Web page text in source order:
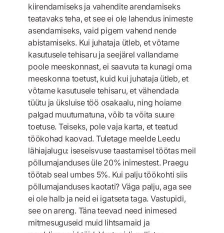
kiirendamiseks ja vahendite arendamiseks
teatavaks teha, et see ei ole lahendus inimeste
asendamiseks, vaid pigem vahend nende
abistamiseks. Kui juhataja ütleb, et võtame
kasutusele tehisaru ja seejärel vallandame
poole meeskonnast, ei saavuta ta kunagi oma
meeskonna toetust, kuid kui juhataja ütleb, et
võtame kasutusele tehisaru, et vähendada
tüütu ja üksluise töö osakaalu, ning hoiame
palgad muutumatuna, võib ta võita suure
toetuse. Teiseks, pole vaja karta, et teatud
töökohad kaovad. Tuletage meelde Leedu
lähiajalugu: iseseisvuse taastamisel töötas meil
põllumajanduses üle 20% inimestest. Praegu
töötab seal umbes 5%. Kui palju töökohti siis
põllumajanduses kaotati? Väga palju, aga see
ei ole halb ja neid ei igatseta taga. Vastupidi,
see on areng. Täna teevad need inimesed
mitmesuguseid muid lihtsamaid ja